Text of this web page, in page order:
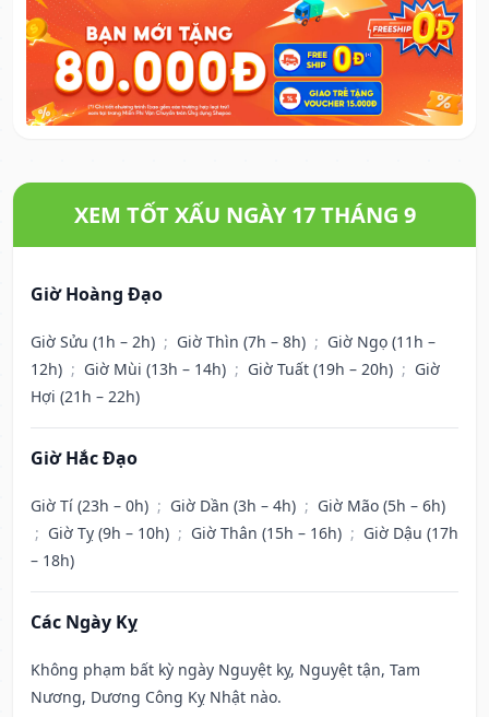
XEM TỐT XẤU NGÀY 17 THÁNG 9
Giờ Hoàng Đạo
Giờ Sửu (1h – 2h) ; Giờ Thìn (7h – 8h) ; Giờ Ngọ (11h –
12h) ; Giờ Mùi (13h – 14h) ; Giờ Tuất (19h – 20h) ; Giờ
Hợi (21h – 22h)
Giờ Hắc Đạo
Giờ Tí (23h – 0h) ; Giờ Dần (3h – 4h) ; Giờ Mão (5h – 6h)
; Giờ Tỵ (9h – 10h) ; Giờ Thân (15h – 16h) ; Giờ Dậu (17h
– 18h)
Các Ngày Kỵ
Không phạm bất kỳ ngày Nguyệt kỵ, Nguyệt tận, Tam
Nương, Dương Công Kỵ Nhật nào.